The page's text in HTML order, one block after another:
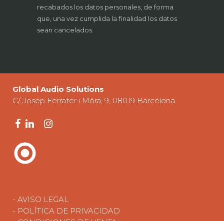
recabados los datos personales, de forma
que, una vez cumplida la finalidad los datos
sean cancelados.
Global Audio Solutions
C/ Josep Ferrater i Móra, 9, 08019 Barcelona
- AVISO LEGAL
- POLÍTICA DE PRIVACIDAD